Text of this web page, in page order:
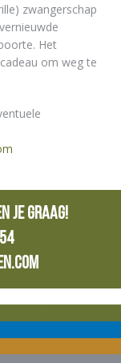
zwangerschap
Het
om weg te
je graag!